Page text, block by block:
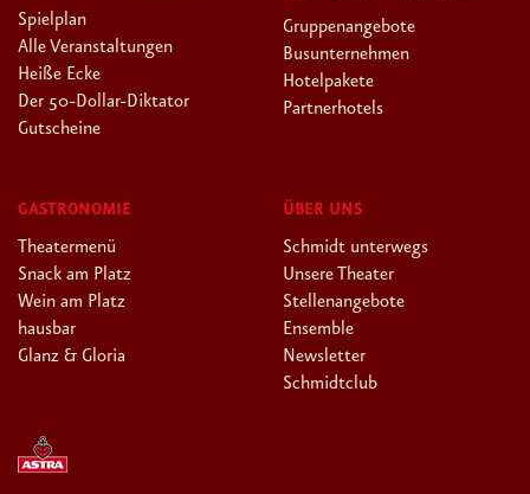
Spielplan
Alle Veranstaltungen
Heiße Ecke
Der 50-Dollar-Diktator
Gutscheine
Gruppenangebote
Busunternehmen
Hotelpakete
Partnerhotels
GASTRONOMIE
Theatermenü
Snack am Platz
Wein am Platz
hausbar
Glanz & Gloria
ÜBER UNS
Schmidt unterwegs
Unsere Theater
Stellenangebote
Ensemble
Newsletter
Schmidtclub